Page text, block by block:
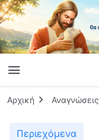
Αρχική Αναγνώσεις
Περιεχόμενα